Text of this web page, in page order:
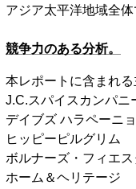
アジア太平洋地域全
競争力のある分析。
本レポートに含まれ
J.C.スパイスカンパニ
デイブズ ハラペーニ
ヒッピーピルグリム
ボルナーズ・フィエ
ホーム＆ヘリテージ